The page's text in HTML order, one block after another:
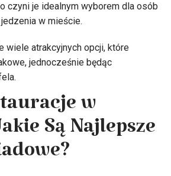
czyni je idealnym wyborem dla osób
w mieście.
wiele atrakcyjnych opcji, które
jednocześnie będąc
w
Są Najlepsze